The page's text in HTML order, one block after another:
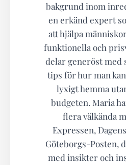
bakgrund inom
en erkänd expert
att hjälpa
funktionella och
delar generöst med
tips för hur man
lyxigt hemma
budgeten. Maria
flera välkända
Expressen,
Göteborgs-Posten,
med insikter och